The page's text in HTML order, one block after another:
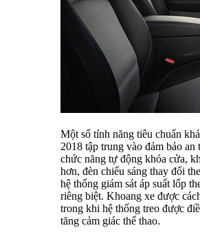
Một số tính năng tiêu chuẩn
2018 tập trung vào đảm bảo an
chức năng tự động khóa cửa,
hơn, đèn chiếu sáng thay đổi
hệ thống giám sát áp suất lốp
riêng biệt. Khoang xe được
trong khi hệ thống treo được
tăng cảm giác thể thao.